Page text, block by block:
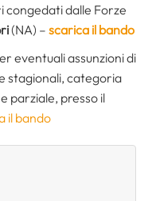
congedati dalle Forze
(NA) – scarica il bando
eventuali assunzioni di
stagionali, categoria
parziale, presso il
il bando